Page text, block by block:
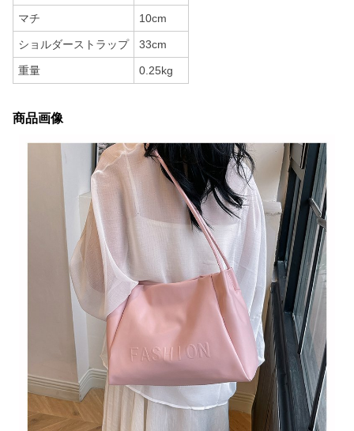
マチ 10cm
ショルダーストラップ 33cm
重量 0.25kg
商品画像